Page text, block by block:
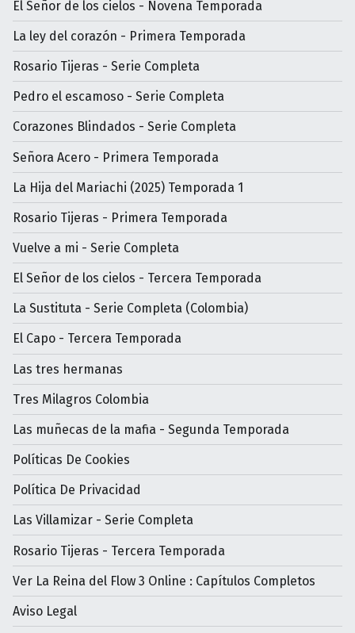
El Señor de los cielos - Novena Temporada
La ley del corazón - Primera Temporada
Rosario Tijeras - Serie Completa
Pedro el escamoso - Serie Completa
Corazones Blindados - Serie Completa
Señora Acero - Primera Temporada
La Hija del Mariachi (2025) Temporada 1
Rosario Tijeras - Primera Temporada
Vuelve a mi - Serie Completa
El Señor de los cielos - Tercera Temporada
La Sustituta - Serie Completa (Colombia)
El Capo - Tercera Temporada
Las tres hermanas
Tres Milagros Colombia
Las muñecas de la mafia - Segunda Temporada
Políticas De Cookies
Política De Privacidad
Las Villamizar - Serie Completa
Rosario Tijeras - Tercera Temporada
Ver La Reina del Flow 3 Online : Capítulos Completos
Aviso Legal